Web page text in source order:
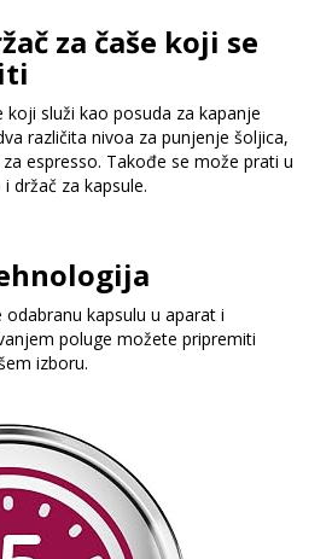
za čaše koji se
koji služi kao posuda za kapanje
različita nivoa za punjenje šoljica,
espresso. Takođe se može prati u
držač za kapsule.
kapsulu u aparat i
poluge možete pripremiti
izboru.